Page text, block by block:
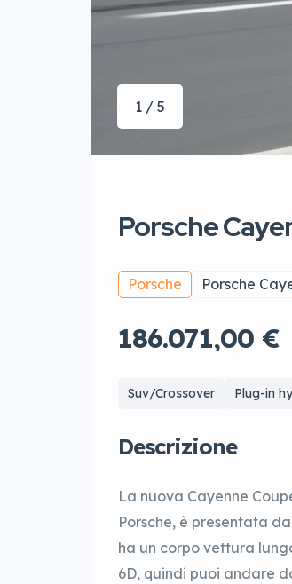
1 / 5
Porsche
Porsche Porsche
186.071,00 €
Suv/Crossover Plug-in
Descrizione
La nuova Cayenne
Porsche, è presentata
ha un corpo vettura
6D, quindi puoi andare